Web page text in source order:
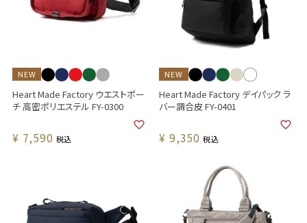
NEW
Heart Made Factory ウエストポー
チ 高密ポリエステル FY-0300
¥ 7,590 税込
NEW
Heart Made Factory デイパック ラ
バー調合皮 FY-0401
¥ 9,350 税込